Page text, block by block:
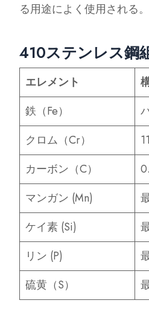
る用途によく使用される。
410ステンレス鋼
エレメント
鉄（Fe）
クロム（Cr）
カーボン（C）
マンガン (Mn)
ケイ素 (Si)
リン (P)
硫黄（S）